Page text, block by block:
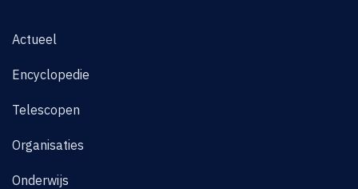
Actueel
Encyclopedie
Telescopen
Organisaties
Onderwijs